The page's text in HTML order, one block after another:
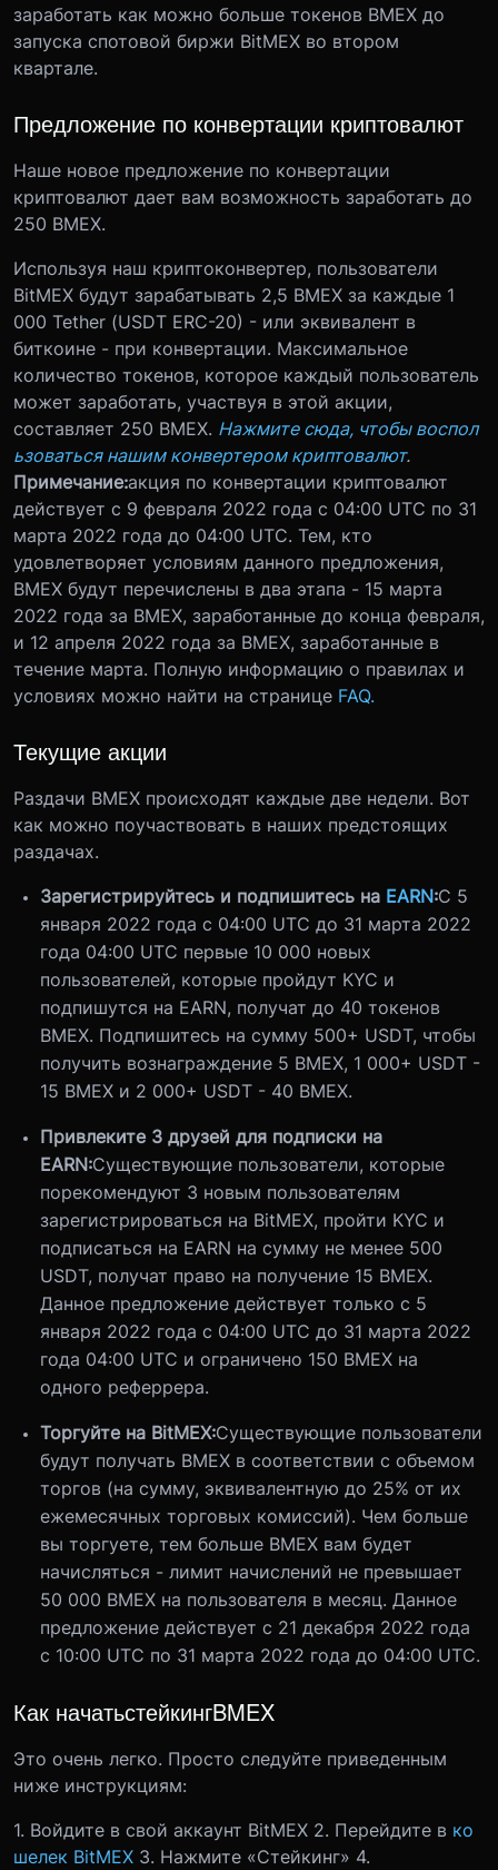
заработать как можно больше токенов BMEX до
запуска спотовой биржи BitMEX во втором
квартале.
Предложение по конвертации криптовалют
Наше новое предложение по конвертации
криптовалют дает вам возможность заработать до
250 BMEX.
Используя наш криптоконвертер, пользователи
BitMEX будут зарабатывать 2,5 BMEX за каждые 1
000 Tether (USDT ERC-20) - или эквивалент в
биткоине - при конвертации. Максимальное
количество токенов, которое каждый пользователь
может заработать, участвуя в этой акции,
составляет 250 BMEX. Нажмите сюда, чтобы воспол
ьзоваться нашим конвертером криптовалют.
Примечание:акция по конвертации криптовалют
действует с 9 февраля 2022 года с 04:00 UTC по 31
марта 2022 года до 04:00 UTC. Тем, кто
удовлетворяет условиям данного предложения,
BMEX будут перечислены в два этапа - 15 марта
2022 года за BMEX, заработанные до конца февраля,
и 12 апреля 2022 года за BMEX, заработанные в
течение марта. Полную информацию о правилах и
условиях можно найти на странице FAQ.
Текущие акции
Раздачи BMEX происходят каждые две недели. Вот
как можно поучаствовать в наших предстоящих
раздачах.
Зарегистрируйтесь и подпишитесь на EARN:С 5
января 2022 года с 04:00 UTC до 31 марта 2022
года 04:00 UTC первые 10 000 новых
пользователей, которые пройдут KYC и
подпишутся на EARN, получат до 40 токенов
BMEX. Подпишитесь на сумму 500+ USDT, чтобы
получить вознаграждение 5 BMEX, 1 000+ USDT -
15 BMEX и 2 000+ USDT - 40 BMEX.
Привлеките 3 друзей для подписки на
EARN:Существующие пользователи, которые
порекомендуют 3 новым пользователям
зарегистрироваться на BitMEX, пройти KYC и
подписаться на EARN на сумму не менее 500
USDT, получат право на получение 15 BMEX.
Данное предложение действует только с 5
января 2022 года с 04:00 UTC до 31 марта 2022
года 04:00 UTC и ограничено 150 BMEX на
одного реферрера.
Торгуйте на BitMEX:Существующие пользователи
будут получать BMEX в соответствии с объемом
торгов (на сумму, эквивалентную до 25% от их
ежемесячных торговых комиссий). Чем больше
вы торгуете, тем больше BMEX вам будет
начисляться - лимит начислений не превышает
50 000 BMEX на пользователя в месяц. Данное
предложение действует с 21 декабря 2022 года
с 10:00 UTC по 31 марта 2022 года до 04:00 UTC.
Как начатьстейкингBMEX
Это очень легко. Просто следуйте приведенным
ниже инструкциям:
1. Войдите в свой аккаунт BitMEX 2. Перейдите в ко
шелек BitMEX 3. Нажмите «Стейкинг» 4.